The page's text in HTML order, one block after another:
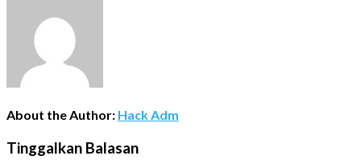
About the Author: Hack Adm
Tinggalkan Balasan